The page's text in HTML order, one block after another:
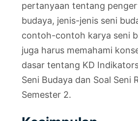
pertanyaan tentang
budaya, jenis-jenis seni
contoh-contoh karya seni
juga harus memahami
dasar tentang KD
Seni Budaya dan Soal Seni
Semester 2.